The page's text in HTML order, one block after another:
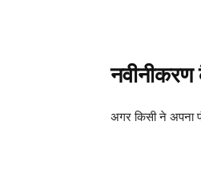
अगर किसी ने अपना